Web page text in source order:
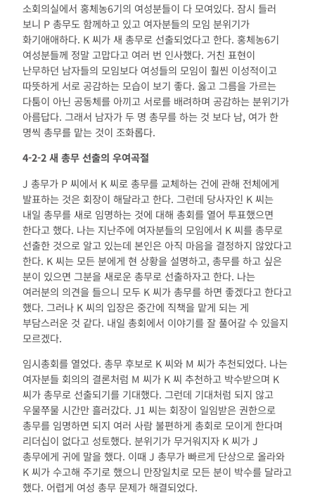
소회의실에서 홍체농6기의 여성분들이 다 모여있다. 잠시 들러
보니 P 총무도 함께하고 있고 여자분들의 모임 분위기가
화기애애하다. K 씨가 새 총무로 선출되었다고 한다. 홍체농6기
여성분들께 정말 고맙다고 여러 번 인사했다. 거친 표현이
난무하던 남자들의 모임보다 여성들의 모임이 훨씬 이성적이고
따뜻하게 서로 공감하는 모습이 보기 좋다. 옳고 그름을 가르는
다툼이 아닌 공동체를 아끼고 서로를 배려하며 공감하는 분위기가
아름답다. 그래서 남자가 두 명 총무를 하는 것 보다 남, 여가 한
명씩 총무를 맡는 것이 조화롭다.
4-2-2새 총무 선출의 우여곡절
J 총무가 P 씨에서 K 씨로 총무를 교체하는 건에 관해 전체에게
발표하는 것은 회장이 해달라고 한다. 그런데 당사자인 K 씨는
내일 총무를 새로 임명하는 것에 대해 총회를 열어 투표했으면
한다고 했다. 나는 지난주에 여자분들의 모임에서 K 씨를 총무로
선출한 것으로 알고 있는데 본인은 아직 마음을 결정하지 않았다고
한다. K 씨는 모든 분에게 현 상황을 설명하고, 총무를 하고 싶은
분이 있으면 그분을 새로운 총무로 선출하자고 한다. 나는
여러분의 의견을 들으니 모두 K 씨가 총무를 하면 좋겠다고 한다고
했다. 그러나 K 씨의 입장은 중간에 직책을 맡게 되는 게
부담스러운 것 같다. 내일 총회에서 이야기를 잘 풀어갈 수 있을지
모르겠다.
임시총회를 열었다. 총무 후보로 K 씨와 M 씨가 추천되었다. 나는
여자분들 회의의 결론처럼 M 씨가 K 씨 추천하고 박수받으며 K
씨가 총무로 선출되기를 기대했다. 그런데 기대처럼 되지 않고
우물쭈물 시간만 흘러갔다. J1 씨는 회장이 일임받은 권한으로
총무를 임명하면 되지 여러 사람 불편하게 총회로 모이게 한다며
리더십이 없다고 성토했다. 분위기가 무거워지자 K 씨가 J
총무에게 귀에 말을 했다. 이때 J 총무가 빠르게 단상으로 올라와
K 씨가 수고해 주기로 했으니 만장일치로 모든 분이 박수를 달라고
했다. 어렵게 여성 총무 문제가 해결되었다.